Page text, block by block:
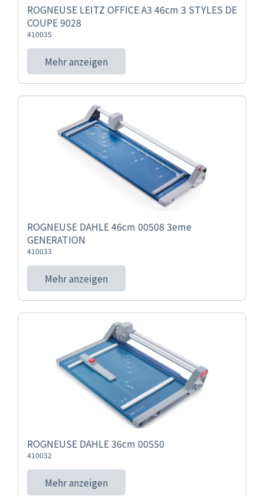
ROGNEUSE LEITZ OFFICE A3 46cm 3 STYLES DE
COUPE 9028
410035
Mehr anzeigen
ROGNEUSE DAHLE 46cm 00508 3eme
GENERATION
410033
Mehr anzeigen
ROGNEUSE DAHLE 36cm 00550
410032
Mehr anzeigen